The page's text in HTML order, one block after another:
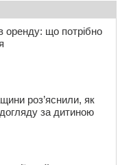
до школи: як
оренду: що потрібно
роз’яснили, як
за дитиною